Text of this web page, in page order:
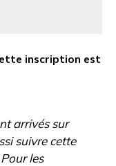
inscription est
arrivés sur
suivre cette
les